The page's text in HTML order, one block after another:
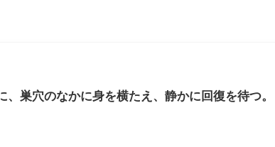
巣穴のなかに身を横たえ、静かに回復を待つ。